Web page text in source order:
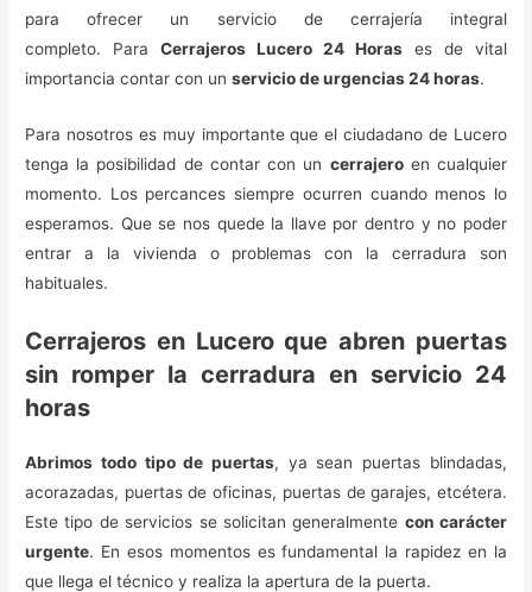
para ofrecer un servicio de cerrajería integral
completo. ParaCerrajeros Lucero 24 Horas es de vital
importancia contar con unservicio de urgencias 24 horas.
Para nosotros es muy importante que el ciudadano de Lucero
tenga la posibilidad de contar con un cerrajeroen cualquier
momento. Los percances siempre ocurren cuando menos lo
esperamos. Que se nos quede la llave por dentro y no poder
entrar a la vivienda o problemas con la cerradura son
habituales.
Cerrajeros en Lucero que abren puertas
sin romper la cerradura en servicio 24
horas
Abrimos todo tipo de puertas, ya sean puertas blindadas,
acorazadas, puertas de oficinas, puertas de garajes, etcétera.
Este tipo de servicios se solicitan generalmente con carácter
urgente. En esos momentos es fundamental la rapidez en la
que llega el técnico y realiza la apertura de la puerta.